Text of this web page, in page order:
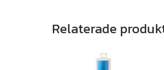
Relaterade